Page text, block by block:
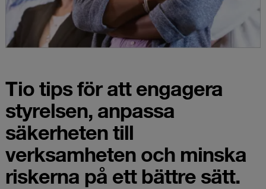
Tio tips för att engagera
styrelsen, anpassa
säkerheten till
verksamheten och minska
riskerna på ett bättre sätt.